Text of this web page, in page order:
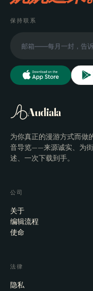
保持联系
Audiala
为你真正的漫游方式而做
音导览——来源诚实、为
述、一次下载到手。
公司
关于
编辑流程
使命
法律
隐私